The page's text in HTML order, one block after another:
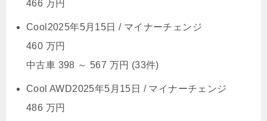
466 万円
Cool 2025年5月15日 / マイナーチェンジ
460 万円
中古車 398 ～ 567 万円 (33件)
Cool AWD2025年5月15日 / マイナーチェンジ
486 万円